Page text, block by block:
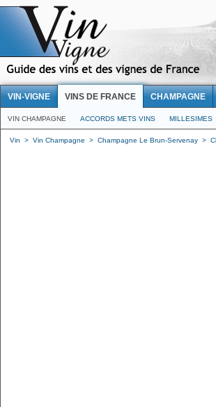
VIN-VIGNE VINS DE FRANCE CHAMPAGNE
VIN CHAMPAGNE ACCORDS METS VINS MILLESIMES
Vin > Vin Champagne > Champagne Le Brun-Servenay >